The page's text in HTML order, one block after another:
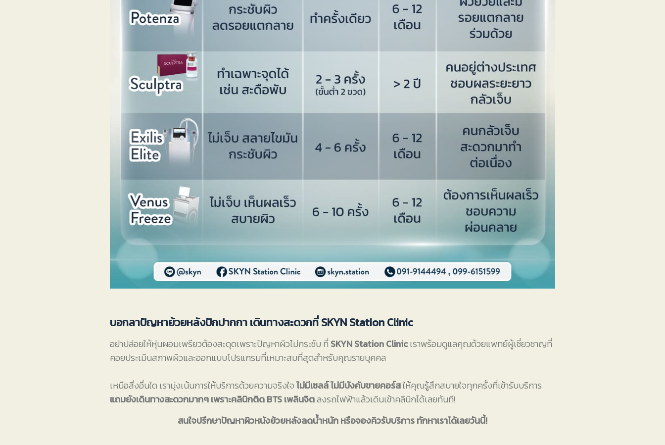
บอกลาปัญหาย้วยหลังปักปากกา เดินทางสะดวกที่ SKYN Station Clinic
อย่าปล่อยให้หุ่นผอมเพรียวต้องสะดุดเพราะปัญหาผิวไม่กระชับ ที่ SKYN Station Clinicเราพร้อมดูแลคุณด้วยแพทย์ผู้เชี่ยวชาญที่
คอยประเมินสภาพผิวและออกแบบโปรแกรมที่เหมาะสมที่สุดสำหรับคุณรายบุคคล
เหนือสิ่งอื่นใด เรามุ่งเน้นการให้บริการด้วยความจริงใจไม่มีเซลล์ ไม่มีบังคับขายคอร์สให้คุณรู้สึกสบายใจทุกครั้งที่เข้ารับบริการ
แถมยังเดินทางสะดวกมากๆ เพราะคลินิกติด BTS เพลินจิตลงรถไฟฟ้าแล้วเดินเข้าคลินิกได้เลยทันที!
สนใจปรึกษาปัญหาผิวหนังย้วยหลังลดน้ำหนัก หรือจองคิวรับบริการ ทักหาเราได้เลยวันนี้!